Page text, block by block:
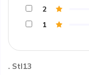
. Stl13
2
1